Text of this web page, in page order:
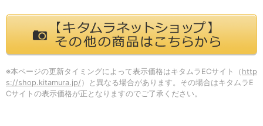
※本ページの更新タイミングによって表示価格はキタムラECサイト（ http
s://shop.kitamura.jp/ ）と異なる場合があります。その場合はキタムラE
Cサイトの表示価格が正となりますのでご了承ください。